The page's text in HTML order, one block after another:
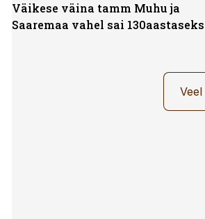
Väikese väina tamm Muhu ja
Saaremaa vahel sai 130aastaseks